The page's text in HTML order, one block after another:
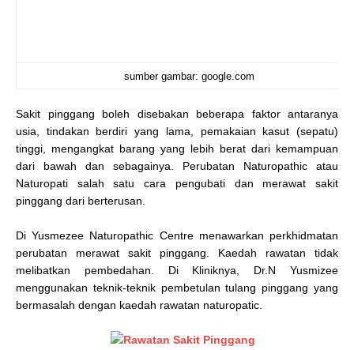
sumber gambar: google.com
Sakit pinggang boleh disebakan beberapa faktor antaranya
usia, tindakan berdiri yang lama, pemakaian kasut (sepatu)
tinggi, mengangkat barang yang lebih berat dari kemampuan
dari bawah dan sebagainya. Perubatan Naturopathic atau
Naturopati salah satu cara pengubati dan merawat sakit
pinggang dari berterusan.
Di Yusmezee Naturopathic Centre menawarkan perkhidmatan
perubatan merawat sakit pinggang. Kaedah rawatan tidak
melibatkan pembedahan. Di Kliniknya, Dr.N Yusmizee
menggunakan teknik-teknik pembetulan tulang pinggang yang
bermasalah dengan kaedah rawatan naturopatic.